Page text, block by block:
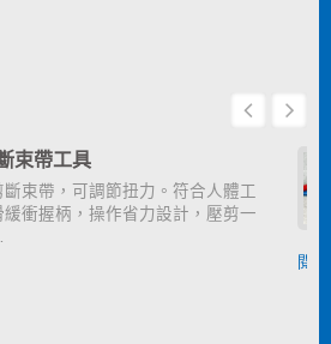
束帶工具
斷束帶，可調節扭力。符合人體工
緩衝握柄，操作省力設計，壓剪一
閱